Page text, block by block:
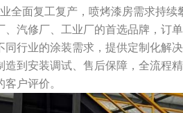
面复工复产，喷烤漆房需求持续
、汽修厂、工业厂的首选品牌，订
同行业的涂装需求，提供定制化解
造到安装调试、售后保障，全流程
户评价。